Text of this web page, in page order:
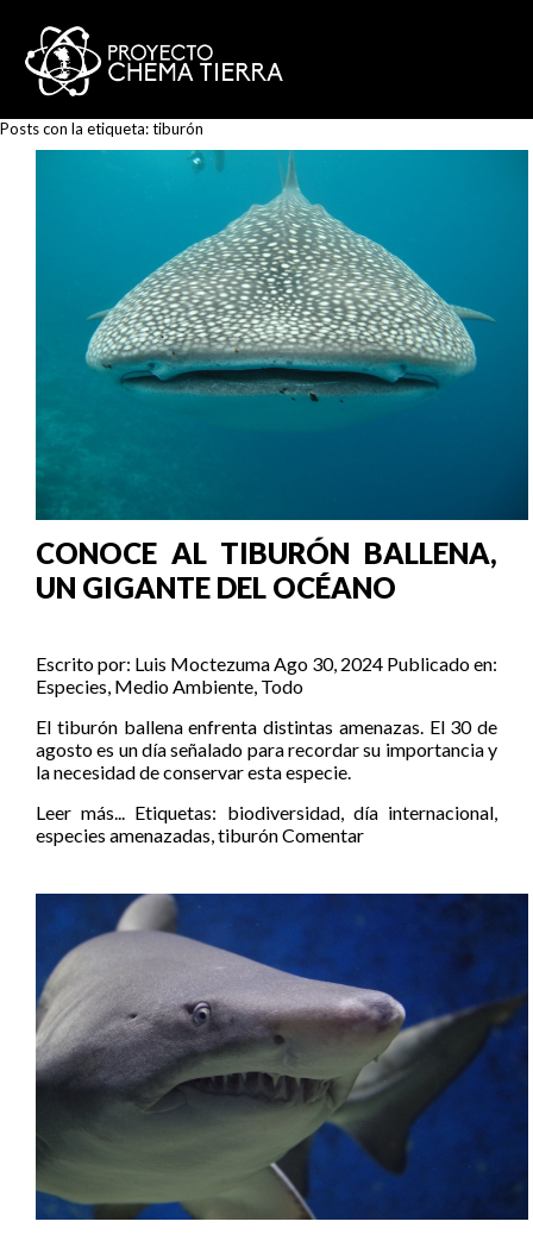
Posts con la etiqueta:tiburón
CONOCE AL TIBURÓN BALLENA,
UN GIGANTE DEL OCÉANO
Escrito por: Luis MoctezumaAgo 30, 2024 Publicado en:
Especies, Medio Ambiente, Todo
El tiburón ballena enfrenta distintas amenazas. El 30 de
agosto es un día señalado para recordar su importancia y
la necesidad de conservar esta especie.
Leer más... Etiquetas: biodiversidad, día internacional,
especies amenazadas,tiburónComentar